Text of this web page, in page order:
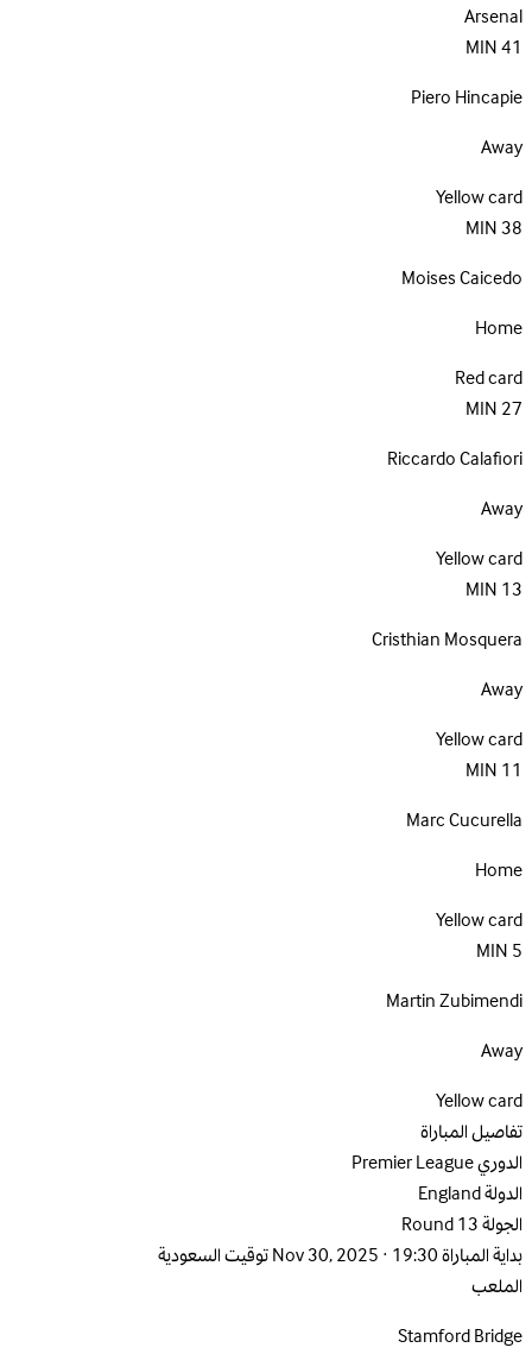
Arsenal
41
MIN
Piero Hincapie
Away
Yellow card
38
MIN
Moises Caicedo
Home
Red card
27
MIN
Riccardo Calafiori
Away
Yellow card
13
MIN
Cristhian Mosquera
Away
Yellow card
11
MIN
Marc Cucurella
Home
Yellow card
5
MIN
Martin Zubimendi
Away
Yellow card
تفاصيل المباراة
الدوريPremier League
الدولةEngland
الجولةRound 13
بداية المباراةNov 30, 2025 · 19:30 توقيت السعودية
الملعب
Stamford Bridge